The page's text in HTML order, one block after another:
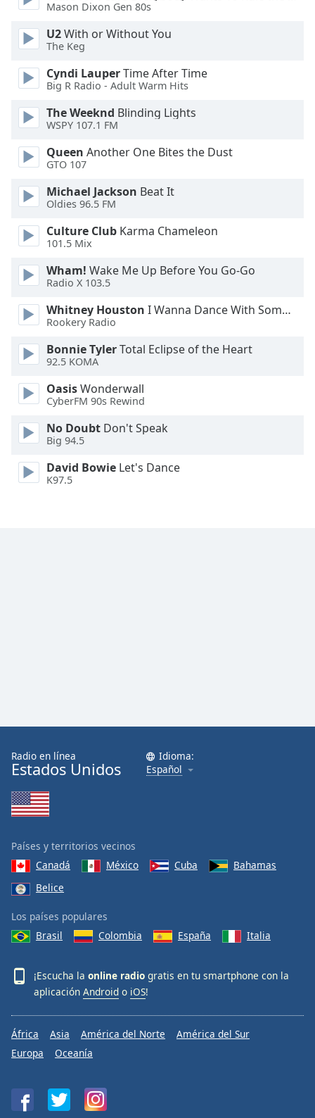
Text
Color
Opacity
Text
Background
Color
Opacity
Caption
Background
Color
Size
Text
Edge
Style
Mason Dixon Gen 80s
U2With or Without You
The Keg
Cyndi LauperTime After Time
Big R Radio - Adult Warm Hits
The Weeknd Blinding Lights
WSPY 107.1 FM
Queen Another One Bites the Dust
GTO 107
Michael Jackson Beat It
Oldies 96.5 FM
Culture Club Karma Chameleon
101.5 Mix
Wham! Wake Me Up Before You Go-Go
Radio X 103.5
Whitney Houston I Wanna Dance With Somebody
Rookery Radio
Bonnie TylerTotal Eclipse of the Heart
92.5 KOMA
OasisWonderwall
CyberFM 90s Rewind
No Doubt Don't Speak
Big 94.5
David Bowie Let's Dance
K97.5
Radio en línea
Estados Unidos
Idioma:
Español
Países y territorios vecinos
Canadá
México Cuba
Bahamas
Belice
Los países populares
Brasil
Colombia España Italia
¡Escucha la online radio gratis en tu smartphone con la
aplicación Android o iOS!
África Asia América del Norte
América del Sur
Europa
Oceanía